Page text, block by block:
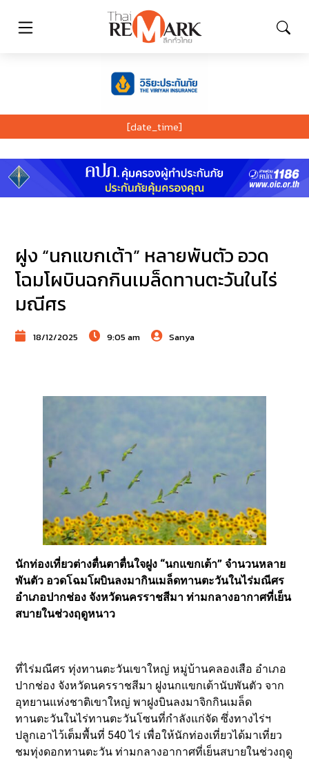
[date_time]
ฝูง “นกแขกเต้า” หลายพันตัว อวด
โฉมโผบินฉกกินเมล็ดทานตะวันในไร่
มณีศร
18/12/2025 9:05 am Sanya
นักท่องเที่ยวต่างตื่นตาตื่นใจฝูง “นกแขกเต้า” จำนวนหลาย
พันตัว อวดโฉมโผบินลงมากินเมล็ดทานตะวันในไร่มณีศร
อำเภอปากช่อง จังหวัดนครราชสีมา ท่ามกลางอากาศที่เย็น
สบายในช่วงฤดูหนาว
ที่ไร่มณีศร ทุ่งทานตะวันเขาใหญ่ หมู่บ้านคลองเสือ อำเภอ
ปากช่อง จังหวัดนครราชสีมา ฝูงนกแขกเต้านับพันตัว จาก
อุทยานแห่งชาติเขาใหญ่ พาฝูงบินลงมาจิกกินเมล็ด
ทานตะวันในไร่ทานตะวันโซนที่กำลังแก่จัด ซึ่งทางไร่ฯ
ปลูกเอาไว้เต็มพื้นที่ 540 ไร่ เพื่อให้นักท่องเที่ยวได้มาเที่ยว
ชมทุ่งดอกทานตะวัน ท่ามกลางอากาศที่เย็นสบายในช่วงฤดู